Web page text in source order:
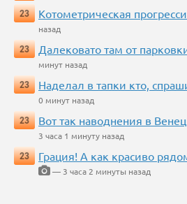
23
Котометрическая
назад
23
Далековато там от
минут назад
23
Наделал в тапки кто,
0 минут назад
23
Вот так наводнения в
3 часа 1 минуту назад
23
Грация! А как красиво
— 3 часа 2 минуты назад